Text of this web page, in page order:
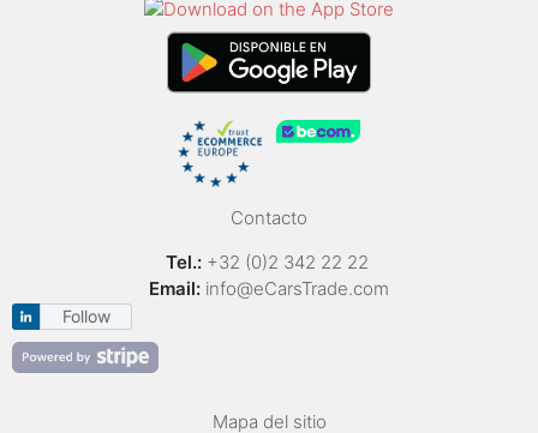
Contacto
Tel.: +32 (0)2 342 22 22
Email: info@eCarsTrade.com
Follow
Mapa del sitio